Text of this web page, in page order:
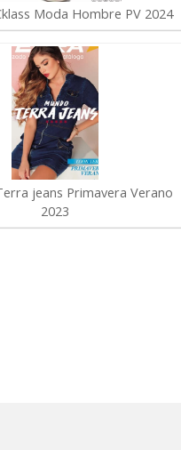
Moda Hombre PV 2024
jeans Primavera Verano
2023